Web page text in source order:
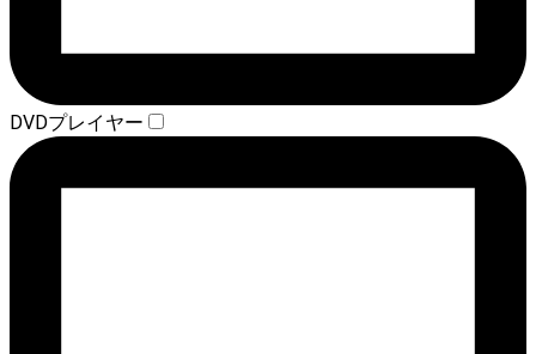
DVDプレイヤー